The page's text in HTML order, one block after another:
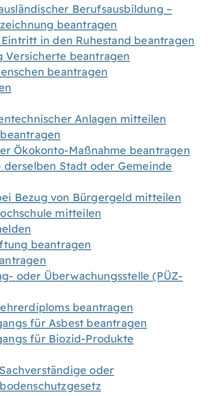
Berufsausbildung –
beantragen
in den Ruhestand beantragen
Versicherte beantragen
beantragen
Anlagen mitteilen
Ökokonto-Maßnahme beantragen
Stadt oder Gemeinde
Bezug von Bürgergeld mitteilen
mitteilen
beantragen
oder Überwachungsstelle (PÜZ-
beantragen
für Asbest beantragen
für Biozid-Produkte
oder